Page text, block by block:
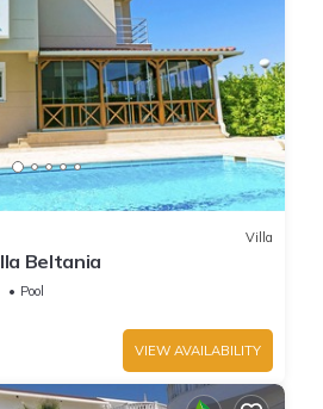
Villa
Beltania
Pool
VIEW AVAILABILITY